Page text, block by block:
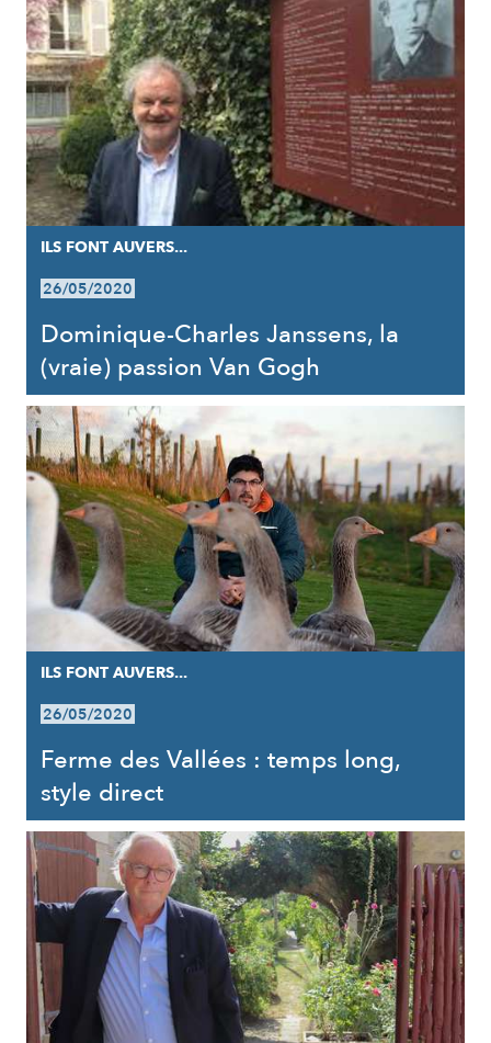
ILS FONT AUVERS...
26/05/2020
Dominique-Charles Janssens, la
(vraie) passion Van Gogh
ILS FONT AUVERS...
26/05/2020
Ferme des Vallées : temps long,
style direct